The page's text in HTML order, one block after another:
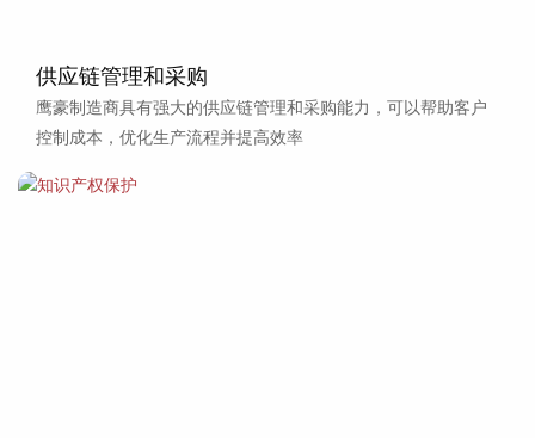
供应链管理和采购
鹰豪制造商具有强大的供应链管理和采购能力，可以帮助客户
控制成本，优化生产流程并提高效率